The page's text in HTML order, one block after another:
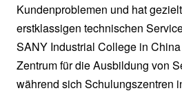
Kundenproblemen und hat
erstklassigen technischen
SANY Industrial College in
Zentrum für die Ausbildung von
während sich Schulungszentren